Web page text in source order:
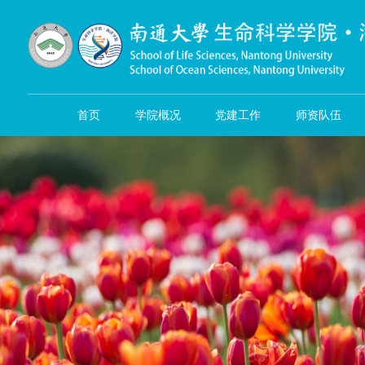
首页 学院概况 党建工作 师